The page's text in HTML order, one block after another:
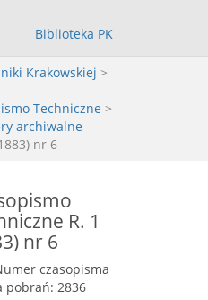
Biblioteka PK
Krakowskiej >
Techniczne >
archiwalne
nr 6
R. 1
nr 6
czasopisma
pobrań: 2836